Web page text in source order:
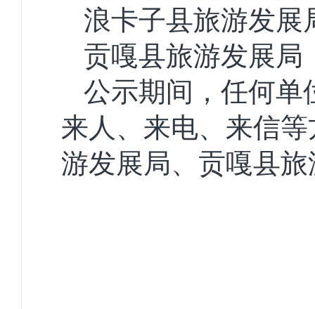
浪卡子县旅游发
贡嘎县旅游发展
公示期间，任何单
来人、来电、来信
游发展局、贡嘎县